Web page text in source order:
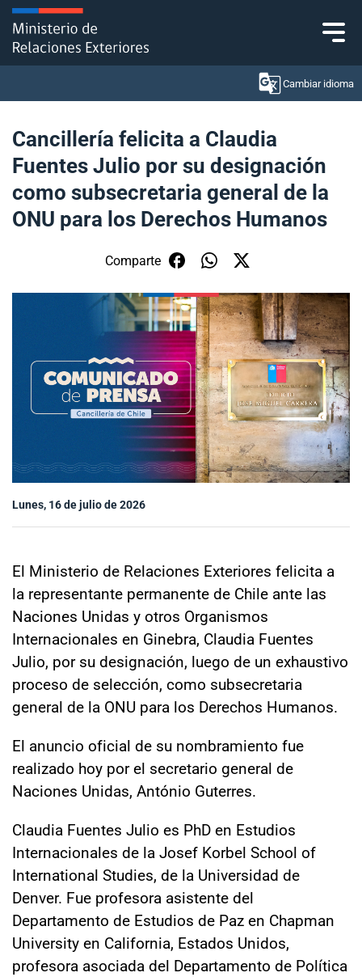
Click acá para ir directamente al contenido
Cambiar idioma
Ministerio
Política Exterior
Subsecretaría de Relaciones Económicas
Sala de prensa
modo claro
Cancillería felicita a Claudia
Fuentes Julio por su designación
como subsecretaria general de la
ONU para los Derechos Humanos
Comparte
Lunes, 16 de julio de 2026
El Ministerio de Relaciones Exteriores felicita a
la representante permanente de Chile ante las
Naciones Unidas y otros Organismos
Internacionales en Ginebra, Claudia Fuentes
Julio, por su designación, luego de un exhaustivo
proceso de selección, como subsecretaria
general de la ONU para los Derechos Humanos.
El anuncio oficial de su nombramiento fue
realizado hoy por el secretario general de
Naciones Unidas, António Guterres.
Claudia Fuentes Julio es PhD en Estudios
Internacionales de la Josef Korbel School of
International Studies, de la Universidad de
Denver. Fue profesora asistente del
Departamento de Estudios de Paz en Chapman
University en California, Estados Unidos,
profesora asociada del Departamento de Política